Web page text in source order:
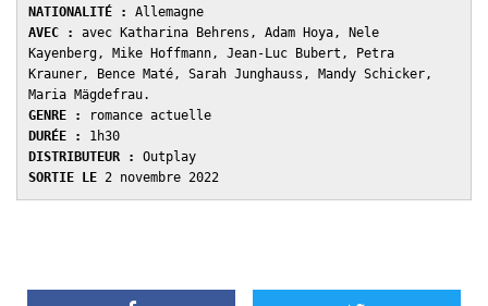
NATIONALITÉ :
AVEC : avec Katharina Behrens, Adam Hoya, Nele
Kayenberg, Mike Hoffmann, Jean-Luc Bubert, Petra
Krauner, Bence Maté, Sarah Junghauss, Mandy Schicker,
GENRE :
DURÉE :
DISTRIBUTEUR :
SORTIE LE 2 novembre 2022